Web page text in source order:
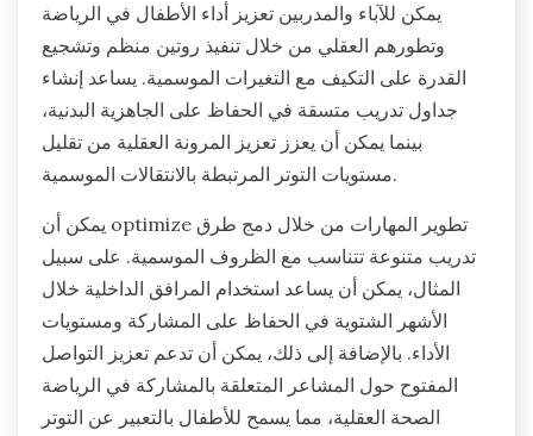
يمكن للآباء والمدربين تعزيز أداء الأطفال في الرياضة
وتطورهم العقلي من خلال تنفيذ روتين منظم وتشجيع
القدرة على التكيف مع التغيرات الموسمية. يساعد إنشاء
جداول تدريب متسقة في الحفاظ على الجاهزية البدنية،
بينما يمكن أن يعزز تعزيز المرونة العقلية من تقليل
مستويات التوتر المرتبطة بالانتقالات الموسمية.
يمكن أن optimize تطوير المهارات من خلال دمج طرق
تدريب متنوعة تتناسب مع الظروف الموسمية. على سبيل
المثال، يمكن أن يساعد استخدام المرافق الداخلية خلال
الأشهر الشتوية في الحفاظ على المشاركة ومستويات
الأداء. بالإضافة إلى ذلك، يمكن أن تدعم تعزيز التواصل
المفتوح حول المشاعر المتعلقة بالمشاركة في الرياضة
الصحة العقلية، مما يسمح للأطفال بالتعبير عن التوتر